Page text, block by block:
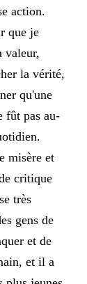
action.
que je
valeur,
la vérité,
qu'une
fût pas au-
misère et
critique
très
gens de
et de
et il a